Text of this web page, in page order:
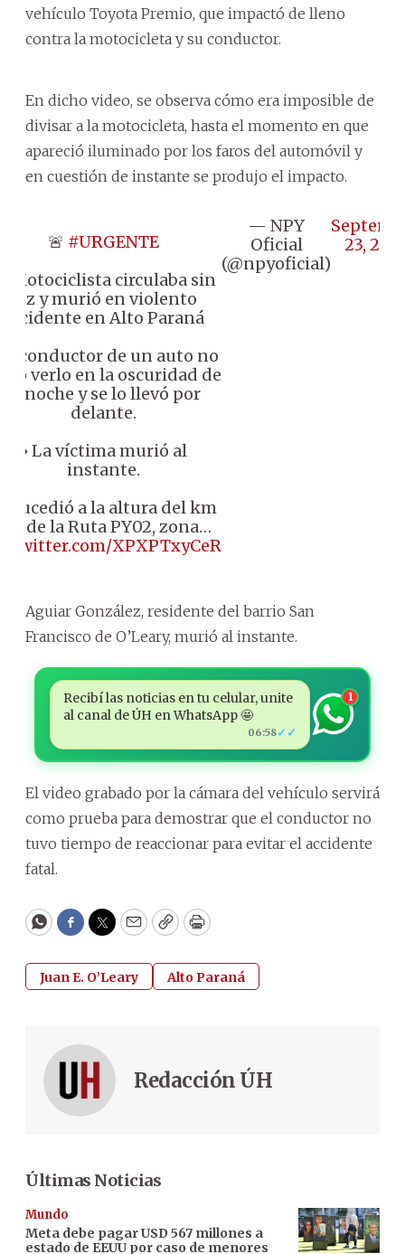
vehículo Toyota Premio, que impactó de lleno
contra la motocicleta y su conductor.
En dicho video, se observa cómo era imposible de
divisar a la motocicleta, hasta el momento en que
apareció iluminado por los faros del automóvil y
en cuestión de instante se produjo el impacto.
🚨 #URGENTE
Motociclista circulaba sin
luz y murió en violento
accidente en Alto Paraná
conductor de un auto no
verlo en la oscuridad de
la noche y se lo llevó por
delante.
♦️ La víctima murió al
instante.
Sucedió a la altura del km
de la Ruta PY02, zona…
XPXPTxyCeR
— NPY
Oficial
(@npyoficial)
23,
Aguiar González, residente del barrio San
Francisco de O’Leary, murió al instante.
Recibí las noticias en tu celular, unite
al canal de ÚH en WhatsApp 🤩
06:58✓✓
1
El video grabado por la cámara del vehículo servirá
como prueba para demostrar que el conductor no
tuvo tiempo de reaccionar para evitar el accidente
fatal.
WhatsApp
Facebook
Twitter
EmailCopyPrint
Juan E. O’Leary Alto Paraná
Redacción ÚH
Últimas Noticias
Mundo
Meta debe pagar USD 567 millones a
estado de EEUU por caso de menores